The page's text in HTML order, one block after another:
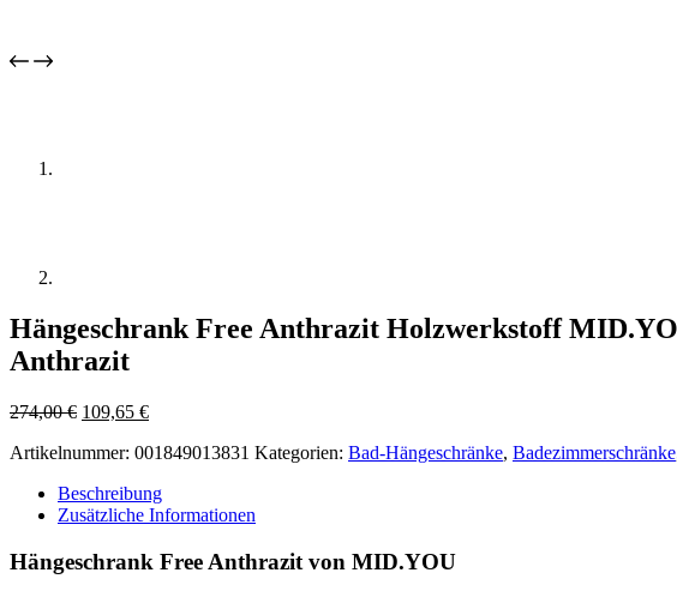
Hängeschrank Free Anthrazit Holzwerkstoff
Anthrazit
274,00€ Ursprünglicher
war:
109,65 €Aktueller
ist:
Artikelnummer: 001849013831 Kategorien: Bad-Hängeschränke, Badezimmerschränke
Beschreibung
Zusätzliche Informationen
Hängeschrank Free Anthrazit von MID.YOU